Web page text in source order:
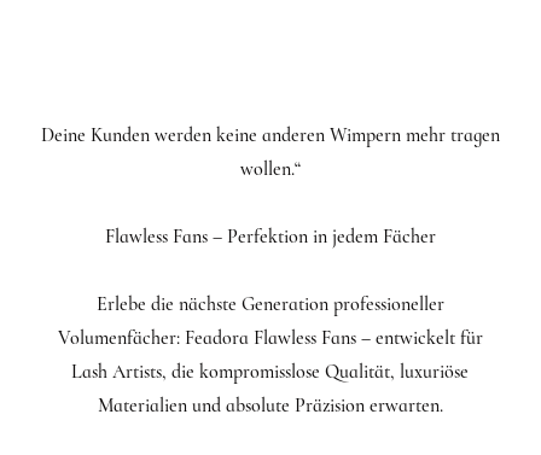
Deine Kunden werden keine anderen Wimpern mehr tragen
wollen.“
Flawless Fans – Perfektion in jedem Fächer
Erlebe die nächste Generation professioneller
Volumenfächer: Feadora Flawless Fans – entwickelt für
Lash Artists, die kompromisslose Qualität, luxuriöse
Materialien und absolute Präzision erwarten.